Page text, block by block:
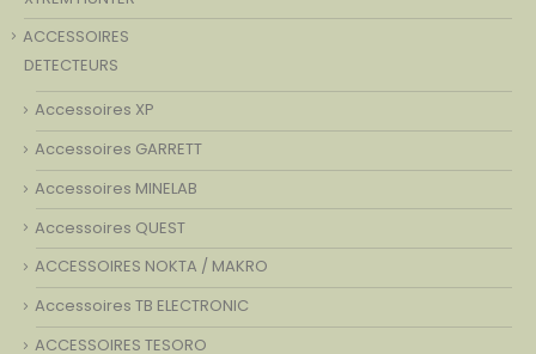
ACCESSOIRES
DETECTEURS
Accessoires XP
Accessoires GARRETT
Accessoires MINELAB
Accessoires QUEST
ACCESSOIRES NOKTA / MAKRO
Accessoires TB ELECTRONIC
ACCESSOIRES TESORO